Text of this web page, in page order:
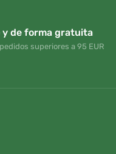
y de forma gratuita
superiores a 95 EUR